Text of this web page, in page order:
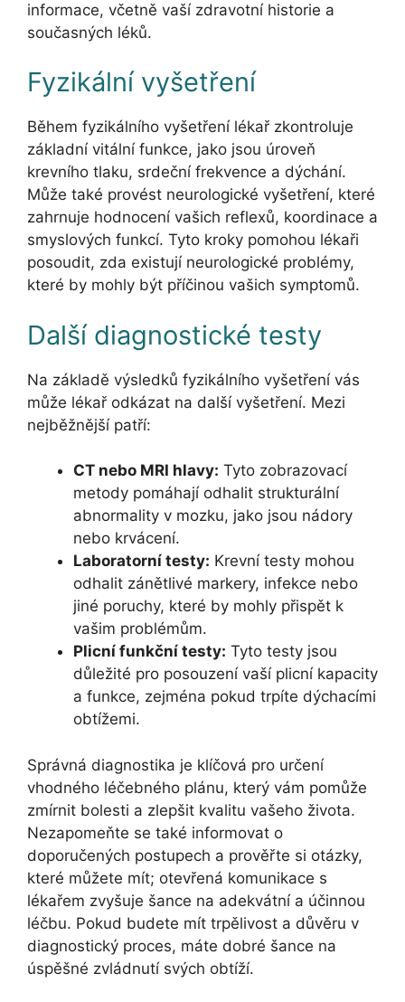
informace, včetně vaší zdravotní historie a
současných léků.
Fyzikální vyšetření
Během fyzikálního vyšetření lékař zkontroluje
základní vitální funkce, jako jsou úroveň
krevního tlaku, srdeční frekvence a dýchání.
Může také provést neurologické vyšetření, které
zahrnuje hodnocení vašich reflexů, koordinace a
smyslových funkcí. Tyto kroky pomohou lékaři
posoudit, zda existují neurologické problémy,
které by mohly být příčinou vašich symptomů.
Další diagnostické testy
Na základě výsledků fyzikálního vyšetření vás
může lékař odkázat na další vyšetření. Mezi
nejběžnější patří:
CT nebo MRI hlavy: Tyto zobrazovací
metody pomáhají odhalit strukturální
abnormality v mozku, jako jsou nádory
nebo krvácení.
Laboratorní testy: Krevní testy mohou
odhalit zánětlivé markery, infekce nebo
jiné poruchy, které by mohly přispět k
vašim problémům.
Plicní funkční testy: Tyto testy jsou
důležité pro posouzení vaší plicní kapacity
a funkce, zejména pokud trpíte dýchacími
obtížemi.
Správná diagnostika je klíčová pro určení
vhodného léčebného plánu, který vám pomůže
zmírnit bolesti a zlepšit kvalitu vašeho života.
Nezapomeňte se také informovat o
doporučených postupech a prověřte si otázky,
které můžete mít; otevřená komunikace s
lékařem zvyšuje šance na adekvátní a účinnou
léčbu. Pokud budete mít trpělivost a důvěru v
diagnostický proces, máte dobré šance na
úspěšné zvládnutí svých obtíží.